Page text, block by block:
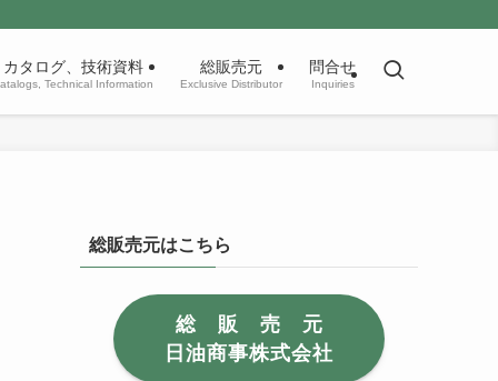
カタログ、技術資料
Technical Information
総販売元
Exclusive Distributor
問合せ
Inquiries
総販売元はこちら
総 販 売 元
日油商事株式会社